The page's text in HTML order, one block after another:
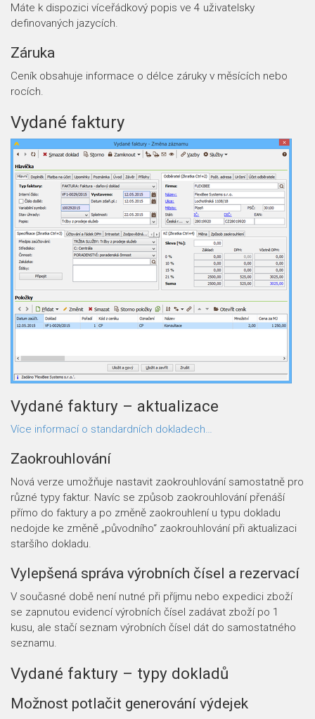
Máte k dispozici víceřádkový popis ve 4 uživatelsky
definovaných jazycích.
Záruka
Ceník obsahuje informace o délce záruky v měsících nebo
rocích.
Vydané faktury
Vydané faktury – aktualizace
Více informací o standardních dokladech…
Zaokrouhlování
Nová verze umožňuje nastavit zaokrouhlování samostatně pro
různé typy faktur. Navíc se způsob zaokrouhlování přenáší
přímo do faktury a po změně zaokrouhlení u typu dokladu
nedojde ke změně „původního“ zaokrouhlování při aktualizaci
staršího dokladu.
Vylepšená správa výrobních čísel a rezervací
V současné době není nutné při příjmu nebo expedici zboží
se zapnutou evidencí výrobních čísel zadávat zboží po 1
kusu, ale stačí seznam výrobních čísel dát do samostatného
seznamu.
Vydané faktury – typy dokladů
Možnost potlačit generování výdejek